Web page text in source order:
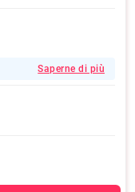
Saperne di più